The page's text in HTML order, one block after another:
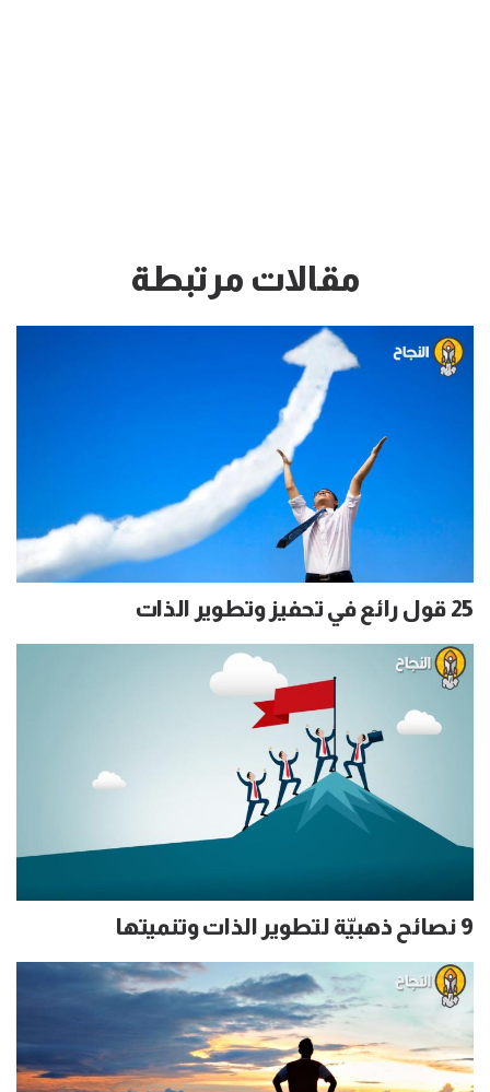
مقالات مرتبطة
25 قول رائع في تحفيز وتطوير الذات
9 نصائح ذهبيّة لتطوير الذات وتنميتها